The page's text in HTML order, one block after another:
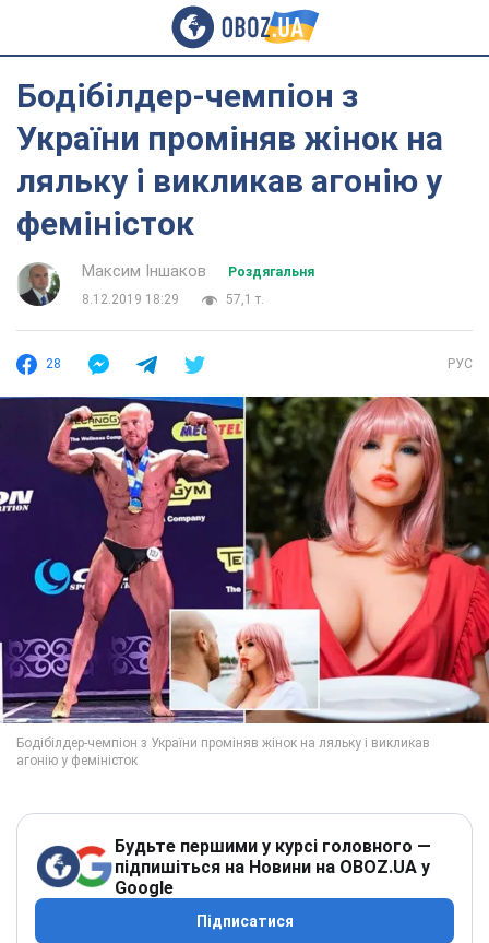
Бодібілдер-чемпіон з
України проміняв жінок на
ляльку і викликав агонію у
феміністок
Максим Іншаков
Роздягальня
8.12.2019 18:29
57,1 т.
28 РУС
Будьте першими у курсі головного —
підпишіться на Новини на OBOZ.UA у
Google
Підписатися